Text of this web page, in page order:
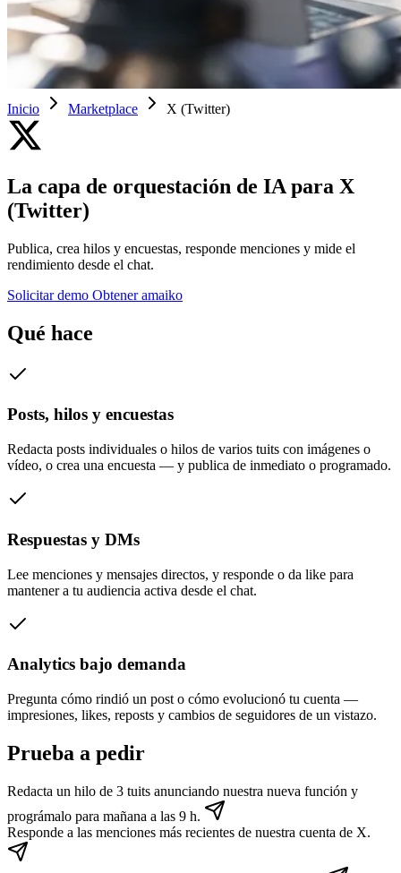
Inicio Marketplace X (Twitter)
La capa de orquestación de IA para X
(Twitter)
Publica, crea hilos y encuestas, responde menciones y mide el
rendimiento desde el chat.
Solicitar demo Obtener amaiko
Qué hace
Posts, hilos y encuestas
Redacta posts individuales o hilos de varios tuits con imágenes o
vídeo, o crea una encuesta — y publica de inmediato o programado.
Respuestas y DMs
Lee menciones y mensajes directos, y responde o da like para
mantener a tu audiencia activa desde el chat.
Analytics bajo demanda
Pregunta cómo rindió un post o cómo evolucionó tu cuenta —
impresiones, likes, reposts y cambios de seguidores de un vistazo.
Prueba a pedir
Redacta un hilo de 3 tuits anunciando nuestra nueva función y
prográmalo para mañana a las 9 h.
Responde a las menciones más recientes de nuestra cuenta de X.